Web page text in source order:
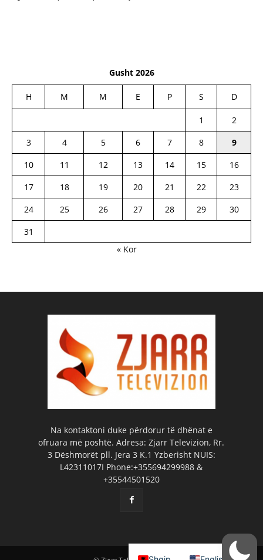
Gusht 2026
H M M E P S D
1
2
3
4 5 6 7 8
9
10
11 12 13 14 15
16
17
18 19 20 21 22
23
24
25 26 27 28 29
30
31
« Kor
Na kontaktoni duke përdorur të dhënat e
ofruara më poshtë. Adresa: Zjarr Televizion, Rr.
3 Dëshmorët pll. Jera 3 K.1 Yzberisht NUIS:
L42311017I Phone:+355694299988 &
+35544501520